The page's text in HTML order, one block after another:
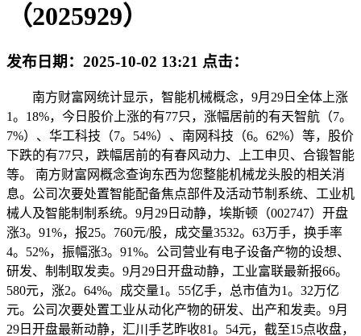
（2025929）
发布日期： 2025-10-02 13:21 点击：
南方财富网统计显示，智能机械概念，9月29日全体上涨
1。18%，今日股价上涨的有77只，涨幅居前的有天智航（7。
7%）、华工科技（7。54%）、南网科技（6。62%）等，股价
下跌的有77只，跌幅居前的有春风动力、上工申贝、合锻智能
等。 南方财富网概念查询东西为您整能机械龙头股的相关消
息。公司次要处置智能配备焦点部件及活动节制系统、工业机
械人及智能制制系统。9月29日动静，埃斯顿（002747）开盘
涨3。91%，报25。760元/股，成交量3532。63万手，换手率
4。52%，振幅涨3。91%。公司营业有电子设备产物的设想、
研发、制制取发卖。9月29日开盘动静，工业富联最新报66。
580元，涨2。64%。成交量1。55亿手，总市值为1。32万亿
元。公司次要处置工业从动化产物的研发、出产和发卖。9月
29日开盘最新动静，汇川手艺昨收81。54元，截至15点收盘，